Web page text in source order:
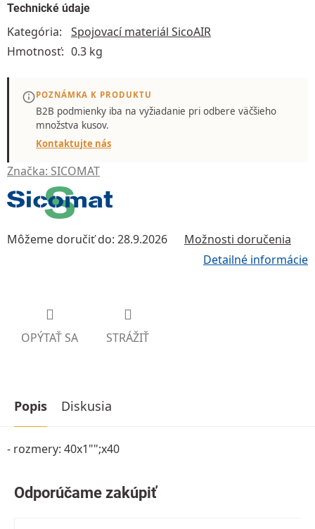
Značka: SICOMAT
Môžeme doručiť do: 28.9.2026 Možnosti doručenia
Detailné informácie
OPÝTAŤ SA STRÁŽIŤ
Technické údaje
Kategória:
Spojovací materiál SicoAIR
Hmotnosť: 0.3 kg
POZNÁMKA K PRODUKTU
B2B podmienky iba na vyžiadanie pri odbere väčšieho
množstva kusov.
Kontaktujte nás
Popis Diskusia
- rozmery: 40x1"";x40